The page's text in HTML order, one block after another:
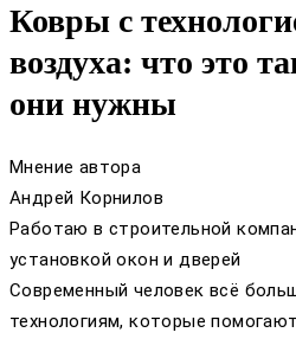
Ковры с
воздуха: что это
они нужны
Мнение автора
Андрей Корнилов
Работаю в строительной
установкой окон и дверей
Современный человек всё
технологиям, которые